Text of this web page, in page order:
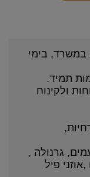
במשרד, בימי
תמיד.
ולקינוח
גרנולה ,
פיל